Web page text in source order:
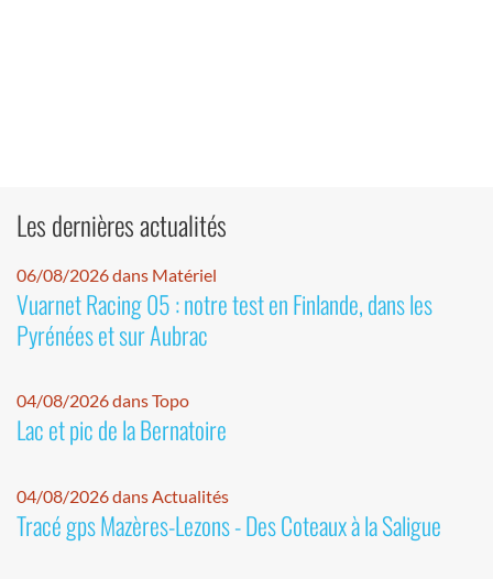
Les dernières actualités
06/08/2026 dans Matériel
Vuarnet Racing 05 : notre test en Finlande, dans les
Pyrénées et sur Aubrac
04/08/2026 dans Topo
Lac et pic de la Bernatoire
04/08/2026 dans Actualités
Tracé gps Mazères-Lezons - Des Coteaux à la Saligue